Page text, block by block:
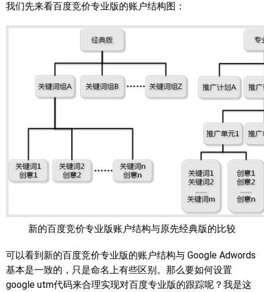
我们先来看百度竞价专业版的账户结构图：
新的百度竞价专业版账户结构与原先经典版的比较
可以看到新的百度竞价专业版的账户结构与 Google Adwords
基本是一致的，只是命名上有些区别。那么要如何设置
google utm代码来合理实现对百度专业版的跟踪呢？我是这